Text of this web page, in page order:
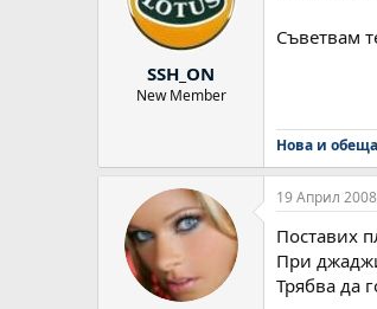
SSH_ON
New Member
Съветвам
Нова и
19 Април 2008
Поставих
При
Трябва да